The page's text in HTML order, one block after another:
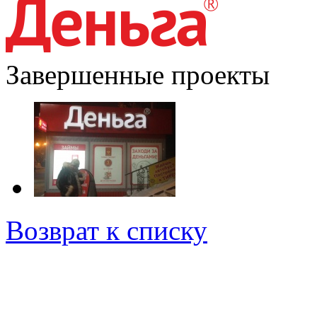
Завершенные проекты
Возврат к списку